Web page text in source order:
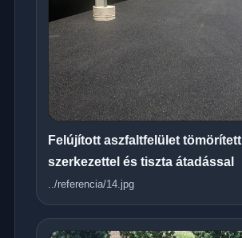
Felújított aszfaltfelület tömörített
szerkezettel és tiszta átadással
../referencia/14.jpg